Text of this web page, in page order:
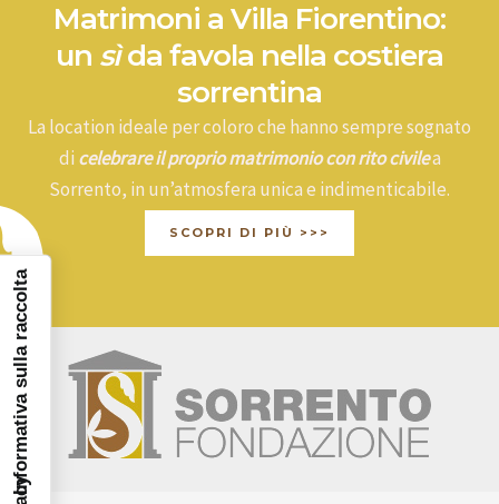
Matrimoni a Villa Fiorentino:
un sìda favola nella costiera
sorrentina
La location ideale per coloro che hanno sempre sognato
di celebrare il proprio matrimonio con rito civilea
Sorrento, in un’atmosfera unica e indimenticabile.
SCOPRI DI PIÙ >>>
Informativa sulla raccolta